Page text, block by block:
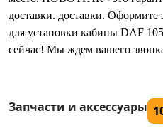
доставки. доставки. Оформите
для установки кабины DAF
сейчас! Мы ждем вашего
Запчасти и аксессуары